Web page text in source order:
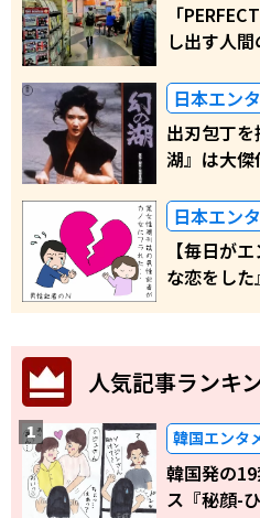
「
し出す人
日本エン
出刃包丁
湖』は大
日本エン
【毎日が
な恋をし
人気記事ランキ
韓国エンタ
韓国発の
ス『秘顔-